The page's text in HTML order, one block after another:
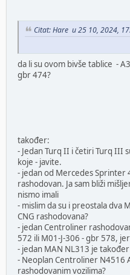
Citat: Hare u 25 10, 2024,
da li su ovom bivše tablice -
gbr 474?
također:
- Jedan Turq II i četiri Turq III
koje - javite.
- jedan od Mercedes Sprinter
rashodovan. Ja sam bliži
nismo imali
- mislim da su i preostala dva
CNG rashodovana?
- jedan Centroliner
572 ili M01-J-306 - gbr 578,
- jedan MAN NL313 je
- Neoplan Centroliner N4516
rashodovanim vozilima?